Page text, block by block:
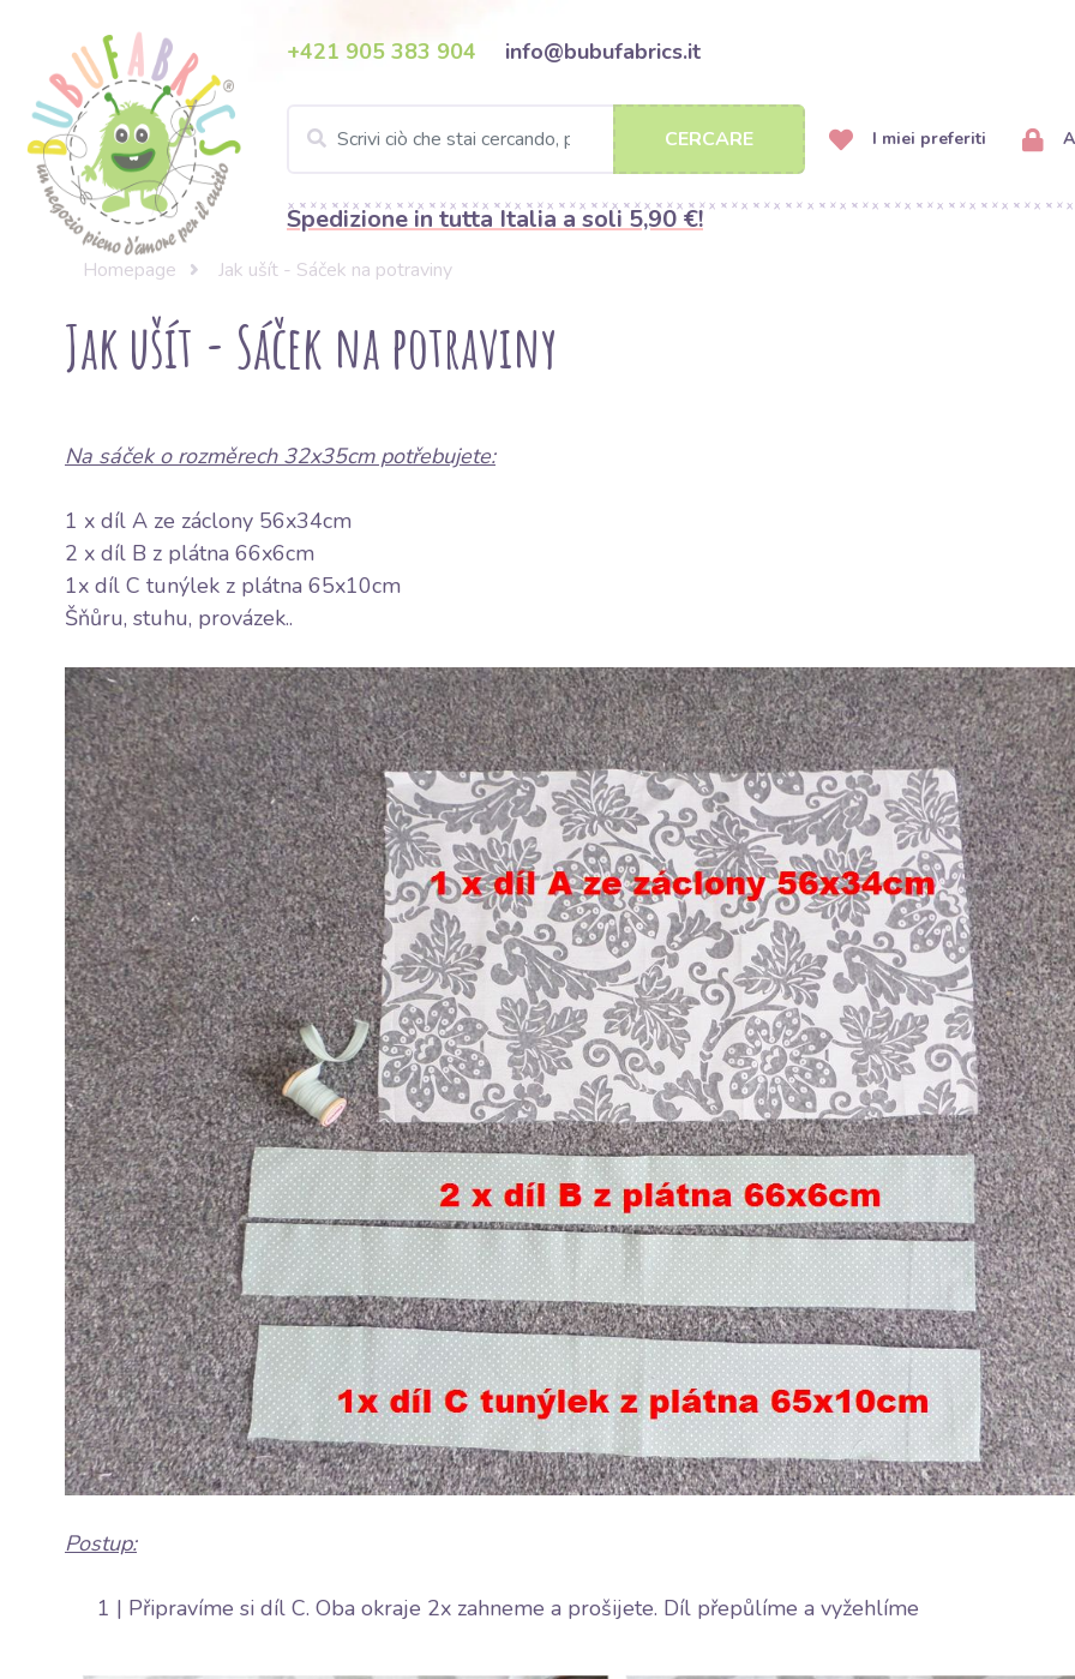
+421 905 383 904 info@bubufabrics.it
CERCARE I miei preferiti
Spedizione in tutta Italia a soli 5,90 €!
Homepage Jak ušít - Sáček na potraviny
Jak ušít - Sáček na potraviny
Na sáček o rozměrech 32x35cm potřebujete:
1 x díl A ze záclony 56x34cm
2 x díl B z plátna 66x6cm
1x díl C tunýlek z plátna 65x10cm
Šňůru, stuhu, provázek..
Postup:
1 | Připravíme si díl C. Oba okraje 2x zahneme a prošijete. Díl přepůlíme a vyžehlíme